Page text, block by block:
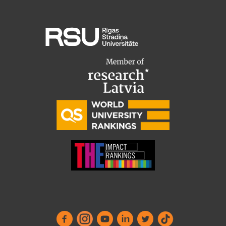
Atvērtā universitāte
Sagatavošanas kursi
Profesionālās pilnveides kursi
ESF kvalifikācijas celšanas kursi
Pedagoģiskās izaugsmes centrs
Kvalifikācijas atbilstības pārbaude
Pētniecība
Zinātniskie institūti un laboratorijas